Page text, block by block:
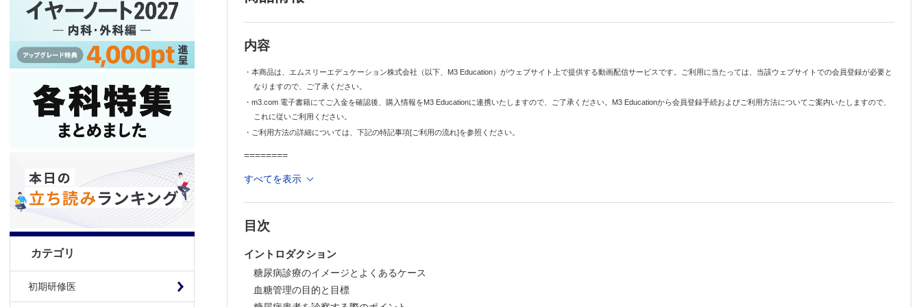
カテゴリ
初期研修医
内容
・本商品は、エムスリーエデュケーション株式会社（以下、M3 Education）がウェブサイト上で提供する動画配信サービスです。ご利用に当たっては、当該ウェブサイトでの会員登録が必要と
なりますので、ご了承ください。
・m3.com 電子書籍にてご入金を確認後、購入情報をM3 Educationに連携いたしますので、ご了承ください。M3 Educationから会員登録手続およびご利用方法についてご案内いたしますので、
これに従いご利用ください。
・ご利用方法の詳細については、下記の特記事項[ご利用の流れ]を参照ください。
========
■講座概要
しかし，実臨床においてはどう対応したらよいかわからず，「糖尿病内科にとりあえずコンサルト」となりがち……。
法を解説していきます。
本講座を視聴することで，血糖コントロールのポイントがわかるとともに，効果がすぐ見える血糖コントールの面白さも感じることができ，明日から
自信を持って積極的に血糖コントロールを行えるようになります。
すべてを表示
目次
イントロダクション
糖尿病診療のイメージとよくあるケース
血糖管理の目的と目標